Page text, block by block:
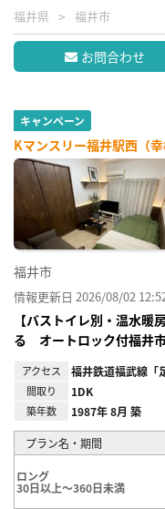
福井県 福井市
お問合わせ
キャンペーン
Kマンスリー福井駅西（
福井市
情報更新日 2026/08/02
【バストイレ別・温水暖
る オートロック付福井
アクセス 福井鉄道福武線「
間取り 1DK
築年数 1987年 8月 築
プラン名・期間
ロング
30日以上～360日未満